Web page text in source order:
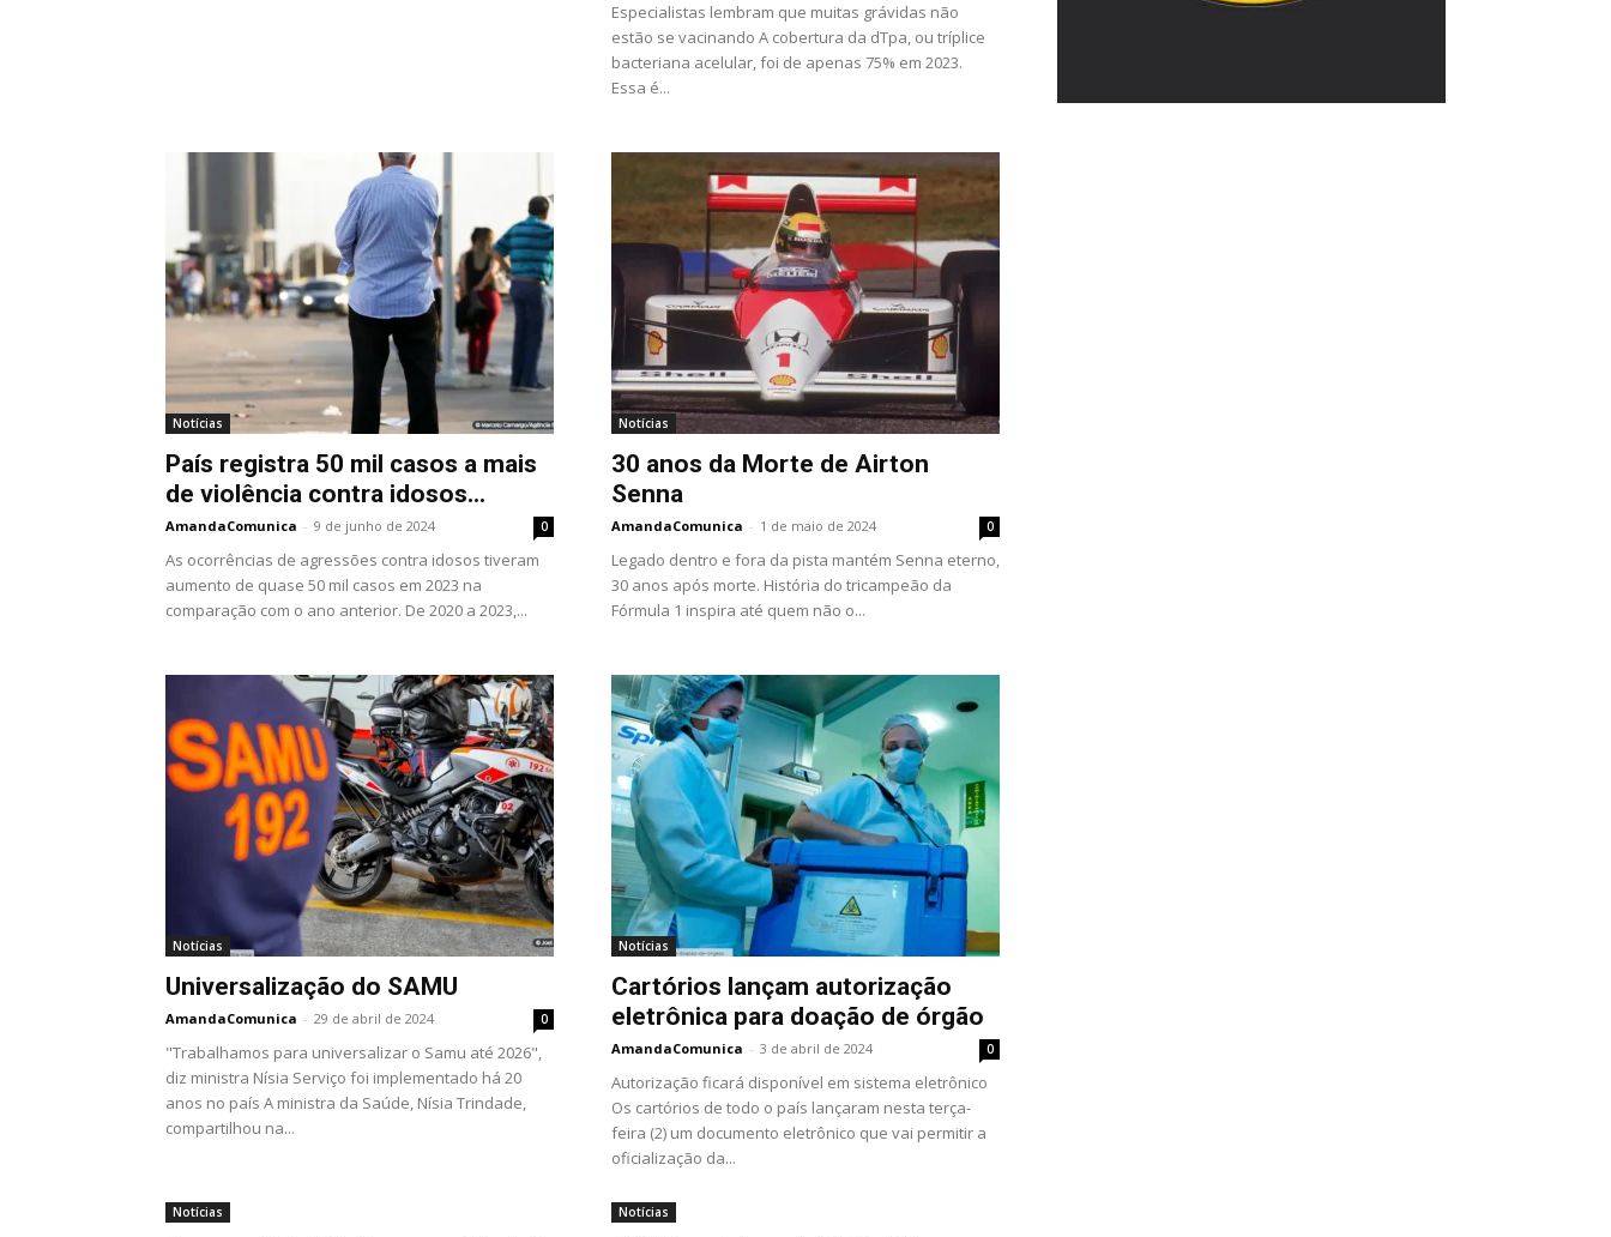
Especialistas lembram que muitas grávidas não
estão se vacinando A cobertura da dTpa, ou tríplice
bacteriana acelular, foi de apenas 75% em 2023.
Essa é...
Notícias
País registra 50 mil casos a mais
de violência contra idosos...
AmandaComunica - 9 de junho de 2024 0
As ocorrências de agressões contra idosos tiveram
aumento de quase 50 mil casos em 2023 na
comparação com o ano anterior. De 2020 a 2023,...
Notícias
30 anos da Morte de Airton
Senna
AmandaComunica - 1 de maio de 2024 0
Legado dentro e fora da pista mantém Senna eterno,
30 anos após morte. História do tricampeão da
Fórmula 1 inspira até quem não o...
Notícias
Universalização do SAMU
AmandaComunica - 29 de abril de 2024 0
"Trabalhamos para universalizar o Samu até 2026",
diz ministra Nísia Serviço foi implementado há 20
anos no país A ministra da Saúde, Nísia Trindade,
compartilhou na...
Notícias
Cartórios lançam autorização
eletrônica para doação de órgão
AmandaComunica - 3 de abril de 2024 0
Autorização ficará disponível em sistema eletrônico
Os cartórios de todo o país lançaram nesta terça-
feira (2) um documento eletrônico que vai permitir a
oficialização da...
Notícias Notícias